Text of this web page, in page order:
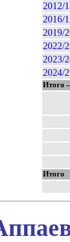
2012/
2016/
2019/
2022/
2023/
2024/
Итого
Итого